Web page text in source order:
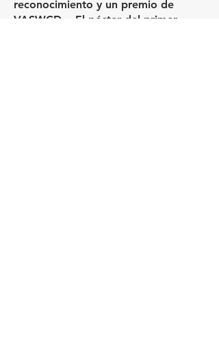
reconocimiento y un premio de
VASWCD. El póster del primer